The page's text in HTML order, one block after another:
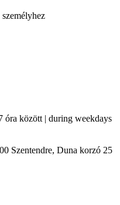
óra között | during weekdays
Szentendre, Duna korzó 25